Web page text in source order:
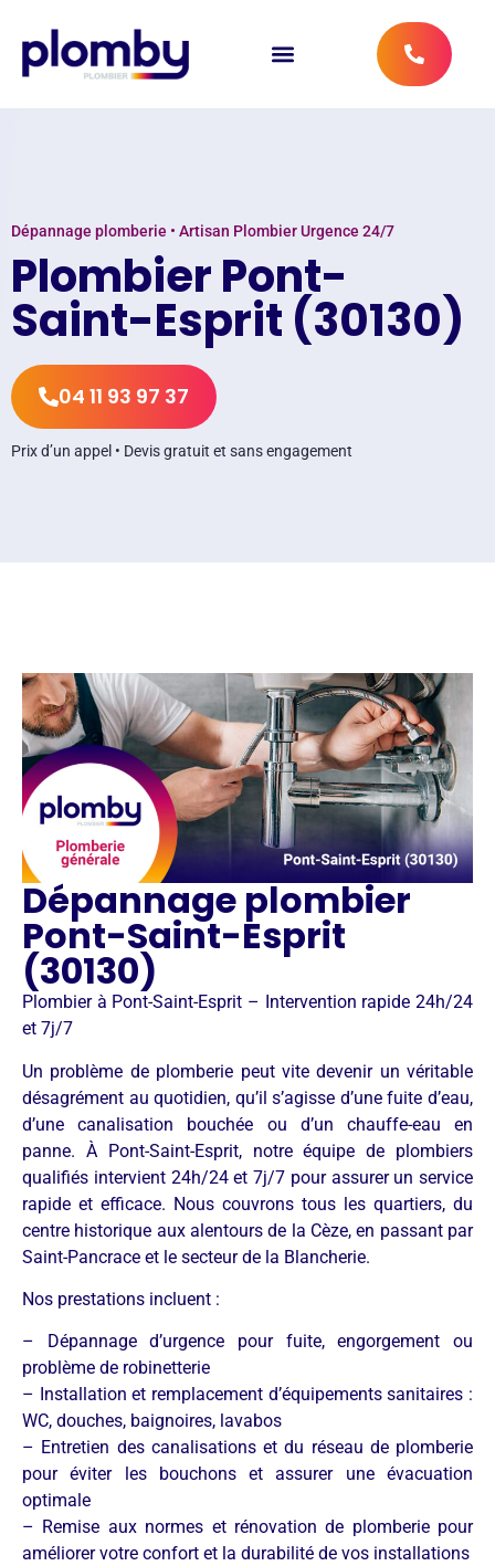
Dépannage plomberie • Artisan Plombier Urgence 24/7
Plombier Pont-
Saint-Esprit (30130)
04 11 93 97 37
Prix d’un appel • Devis gratuit et sans engagement
Dépannage plombier
Pont-Saint-Esprit
(30130)
Plombier à Pont-Saint-Esprit – Intervention rapide 24h/24
et 7j/7
Un problème de plomberie peut vite devenir un véritable
désagrément au quotidien, qu’il s’agisse d’une fuite d’eau,
d’une canalisation bouchée ou d’un chauffe-eau en
panne. À Pont-Saint-Esprit, notre équipe de plombiers
qualifiés intervient 24h/24 et 7j/7 pour assurer un service
rapide et efficace. Nous couvrons tous les quartiers, du
centre historique aux alentours de la Cèze, en passant par
Saint-Pancrace et le secteur de la Blancherie.
Nos prestations incluent :
– Dépannage d’urgence pour fuite, engorgement ou
problème de robinetterie
– Installation et remplacement d’équipements sanitaires :
WC, douches, baignoires, lavabos
– Entretien des canalisations et du réseau de plomberie
pour éviter les bouchons et assurer une évacuation
optimale
– Remise aux normes et rénovation de plomberie pour
améliorer votre confort et la durabilité de vos installations